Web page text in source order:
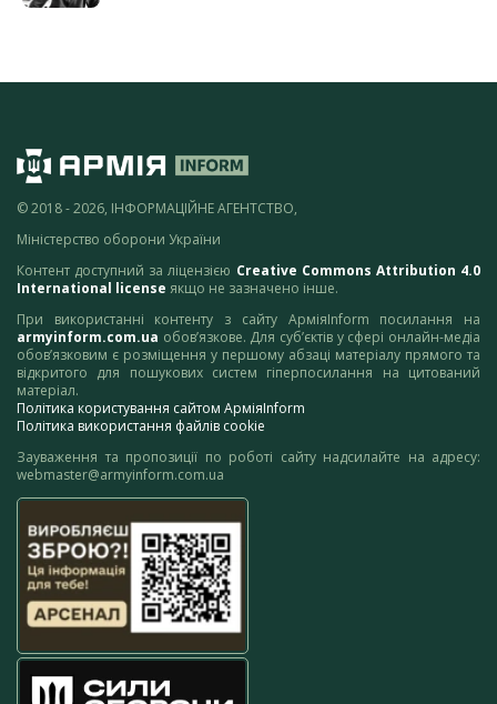
© 2018 - 2026, ІНФОРМАЦІЙНЕ АГЕНТСТВО,
Міністерство оборони України
Контент доступний за ліцензією Creative Commons Attribution 4.0
International license якщо не зазначено інше.
При використанні контенту з сайту АрміяInform посилання на
armyinform.com.ua обов’язкове. Для суб’єктів у сфері онлайн-медіа
обов’язковим є розміщення у першому абзаці матеріалу прямого та
відкритого для пошукових систем гіперпосилання на цитований
матеріал.
Політика користування сайтом АрміяInform
Політика використання файлів cookie
Зауваження та пропозиції по роботі сайту надсилайте на адресу:
webmaster@armyinform.com.ua